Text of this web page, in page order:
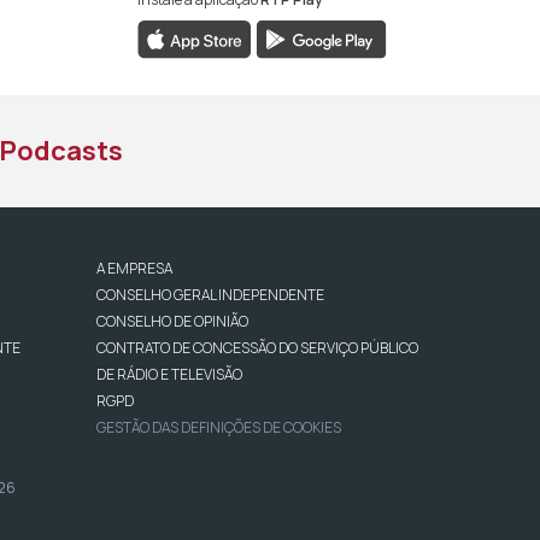
da RTP África
da RTP África
YouTube da RTP África
Podcasts
A EMPRESA
CONSELHO GERAL INDEPENDENTE
CONSELHO DE OPINIÃO
CONTRATO DE CONCESSÃO DO SERVIÇO PÚBLICO
DE RÁDIO E TELEVISÃO
RGPD
GESTÃO DAS DEFINIÇÕES DE COOKIES